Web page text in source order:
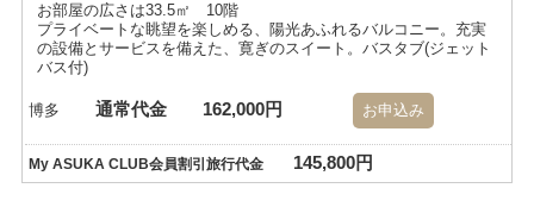
お部屋の広さは33.5㎡ 10階
プライベートな眺望を楽しめる、陽光あふれるバルコニー。充実
の設備とサービスを備えた、寛ぎのスイート。バスタブ(ジェット
バス付)
博多 通常代金 162,000円 お申込み
My ASUKA CLUB会員割引旅行代金 145,800円